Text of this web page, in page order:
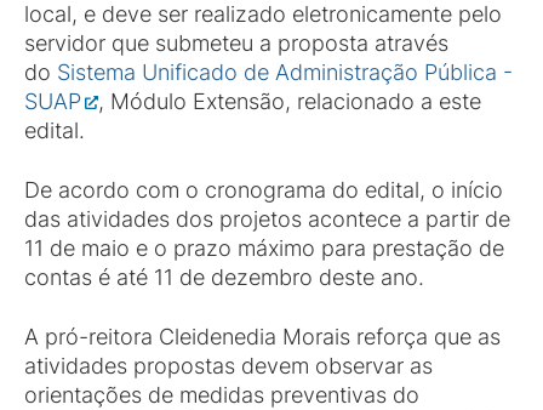
local, e deve ser realizado eletronicamente pelo
servidor que submeteu a proposta através
do Sistema Unificado de Administração Pública -
SUAP
, Módulo Extensão, relacionado a este
edital.
De acordo com o cronograma do edital, o início
das atividades dos projetos acontece a partir de
11 de maio e o prazo máximo para prestação de
contas é até 11 de dezembro deste ano.
A pró-reitora Cleidenedia Morais reforça que as
atividades propostas devem observar as
orientações de medidas preventivas do